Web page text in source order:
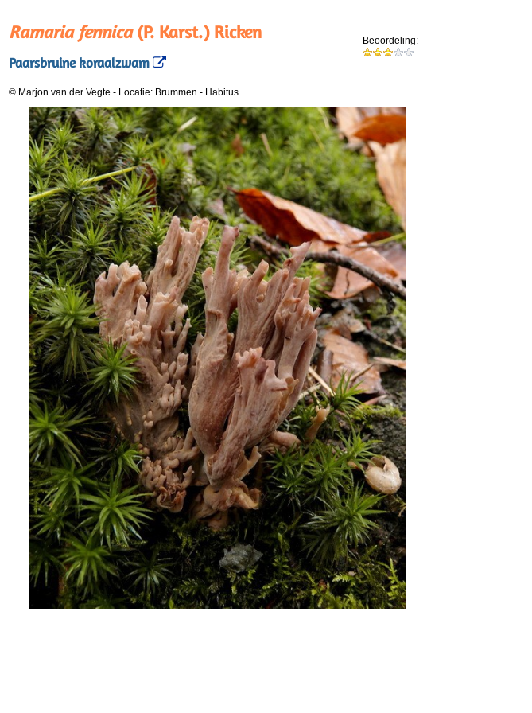
Ramaria fennica(P. Karst.) Ricken
Paarsbruine koraalzwam
Beoordeling:
© Marjon van der Vegte - Locatie: Brummen - Habitus